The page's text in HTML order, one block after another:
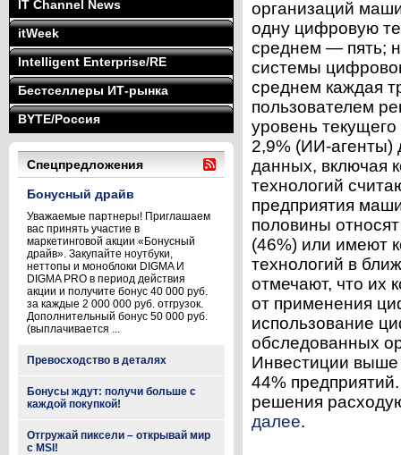
IT Channel News
itWeek
Intelligent Enterprise/RE
Бестселлеры ИТ-рынка
BYTE/Россия
Спецпредложения
Бонусный драйв
Уважаемые партнеры! Приглашаем
вас принять участие в
маркетинговой акции «Бонусный
драйв». Закупайте ноутбуки,
неттопы и моноблоки DIGMA И
DIGMA PRO в период действия
акции и получите бонус 40 000 руб.
за каждые 2 000 000 руб. отгрузок.
Дополнительный бонус 50 000 руб.
(выплачивается ...
Превосходство в деталях
Бонусы ждут: получи больше с
каждой покупкой!
Отгружай пиксели – открывай мир
с MSI!
организаций
одну цифровую
среднем — пять;
системы
среднем каждая
пользователем
уровень
2,9% (ИИ-агенты)
данных, включая
технологий
предприятия
половины
(46%) или имеют
технологий в
отмечают, что их
от применения
использование
обследованных
Инвестиции выше
44%
решения
далее.